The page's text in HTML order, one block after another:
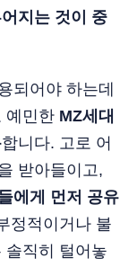
지는 것이 중
되어야 하는데
예민한 MZ세대
합니다. 고로 어
받아들이고,
에게 먼저 공유
정적이거나 불
솔직히 털어놓